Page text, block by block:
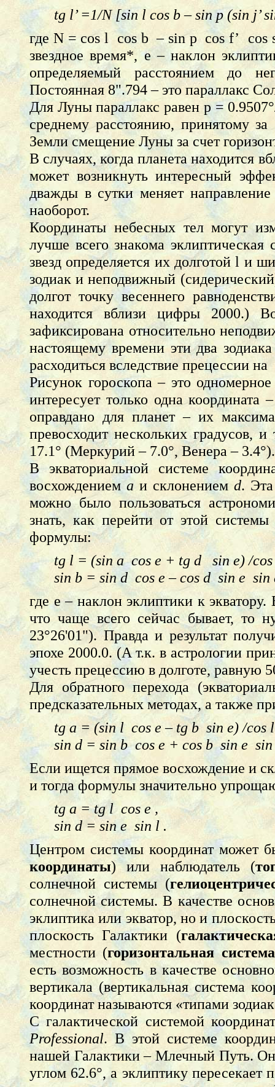
tg l’ =1/N [sin l cos b – sin p (sin j’
где N = cos l cos b – sin p cos f’ cos
звездное время*, e – наклон
определяемый расстоянием до
Постоянная 8".794 – это параллакс
Для Луны параллакс равен p =
среднему расстоянию, принятому
Земли смещение Луны за счет
В случаях, когда планета находится
может возникнуть интересный
дважды в сутки меняет
наоборот.
Координаты небесных тел могут
лучше всего знакома
звезд определяется их долготой l и
зодиак и неподвижный
долгот точку весеннего
находится вблизи цифры 2000.)
зафиксирована относительно
настоящему времени эти два
расходиться вследствие прецессии
Рисунок гороскопа – это
интересует только одна
оправдано для планет – их
превосходит нескольких градусов,
17.1° (Меркурий – 7.0°, Венера – 3.4°).
В экваториальной системе
восхождениемa и склонениемd.
можно было пользоваться
знать, как перейти от этой
формулы:
tg l = (sin a cos e + tg d sin e) /cos
sin b = sin d cos e – cos d sin e sin
где e – наклон эклиптики к
что чаще всего сейчас бывает, то
23°26'01"). Правда и результат
эпохе 2000.0. (А т.к. в астрологии
учесть прецессию в долготе, равную
Для обратного перехода
предсказательных методах, а также
tg a = (sin l cos e – tg b sin e) /cos
sin d = sin b cos e + cos b sin e
Если ищется прямое восхождение и
и тогда формулы значительно
tg a = tg l cos e ,
sin d = sin e sin l .
Центром системы координат может
координаты) или наблюдатель (
солнечной системы (
солнечной системы. В качестве
эклиптика или экватор, но и
плоскость Галактики (
местности (горизонтальная
есть возможность в качестве
вертикала (вертикальная система
координат называются «типами
С галактической системой
Professional. В этой системе
нашей Галактики – Млечный Путь.
углом 62.6°, а эклиптику пересекает